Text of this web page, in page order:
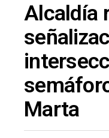
Alcaldía
Marta